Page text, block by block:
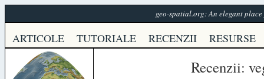
geo-spatial.org: An elegant
ARTICOLE TUTORIALE RECENZII RESURSE
Recenzii: